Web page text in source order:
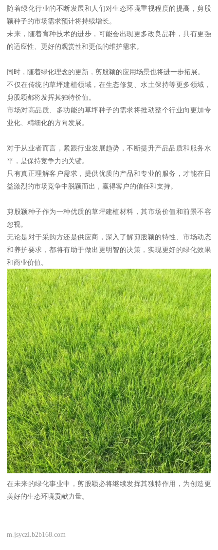
随着绿化行业的不断发展和人们对生态环境重视程度的提高，剪股
颖种子的市场需求预计将持续增长。
未来，随着育种技术的进步，可能会出现更多改良品种，具有更强
的适应性、更好的观赏性和更低的维护需求。
同时，随着绿化理念的更新，剪股颖的应用场景也将进一步拓展。
不仅在传统的草坪建植领域，在生态修复、水土保持等更多领域，
剪股颖都将发挥其独特价值。
市场对高品质、多功能的草坪种子的需求将推动整个行业向更加专
业化、精细化的方向发展。
对于从业者而言，紧跟行业发展趋势，不断提升产品品质和服务水
平，是保持竞争力的关键。
只有真正理解客户需求，提供优质的产品和专业的服务，才能在日
益激烈的市场竞争中脱颖而出，赢得客户的信任和支持。
剪股颖种子作为一种优质的草坪建植材料，其市场价值和前景不容
忽视。
无论是对于采购方还是供应商，深入了解剪股颖的特性、市场动态
和养护要求，都将有助于做出更明智的决策，实现更好的绿化效果
和商业价值。
在未来的绿化事业中，剪股颖必将继续发挥其独特作用，为创造更
美好的生态环境贡献力量。
m.jsyczi.b2b168.com